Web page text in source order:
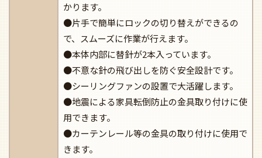
かります。
●片手で簡単にロックの切り替えができるの
で、スムーズに作業が行えます。
●本体内部に替針が2本入っています。
●不意な針の飛び出しを防ぐ安全設計です。
●シーリングファンの設置で大活躍します。
●地震による家具転倒防止の金具取り付けに使
用できます。
●カーテンレール等の金具の取り付けに使用で
きます。